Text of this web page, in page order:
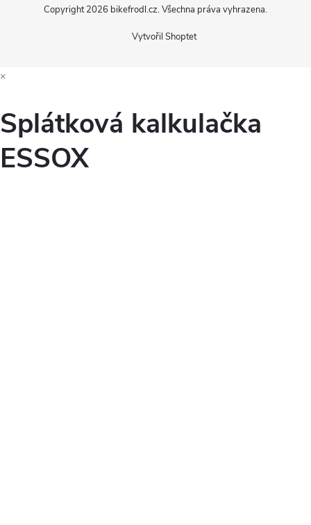
Vytvořil Shoptet
Copyright 2026 bikefrodl.cz. Všechna práva vyhrazena.
×
Splátková kalkulačka
ESSOX